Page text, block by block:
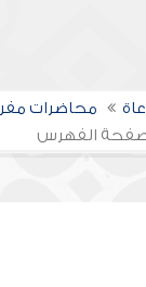
محاضرات
الفهرس